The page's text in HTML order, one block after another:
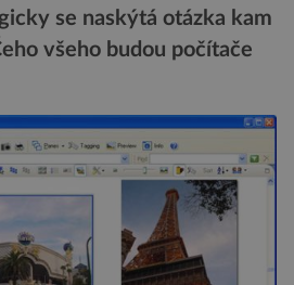
se naskýtá otázka kam
všeho budou počítače